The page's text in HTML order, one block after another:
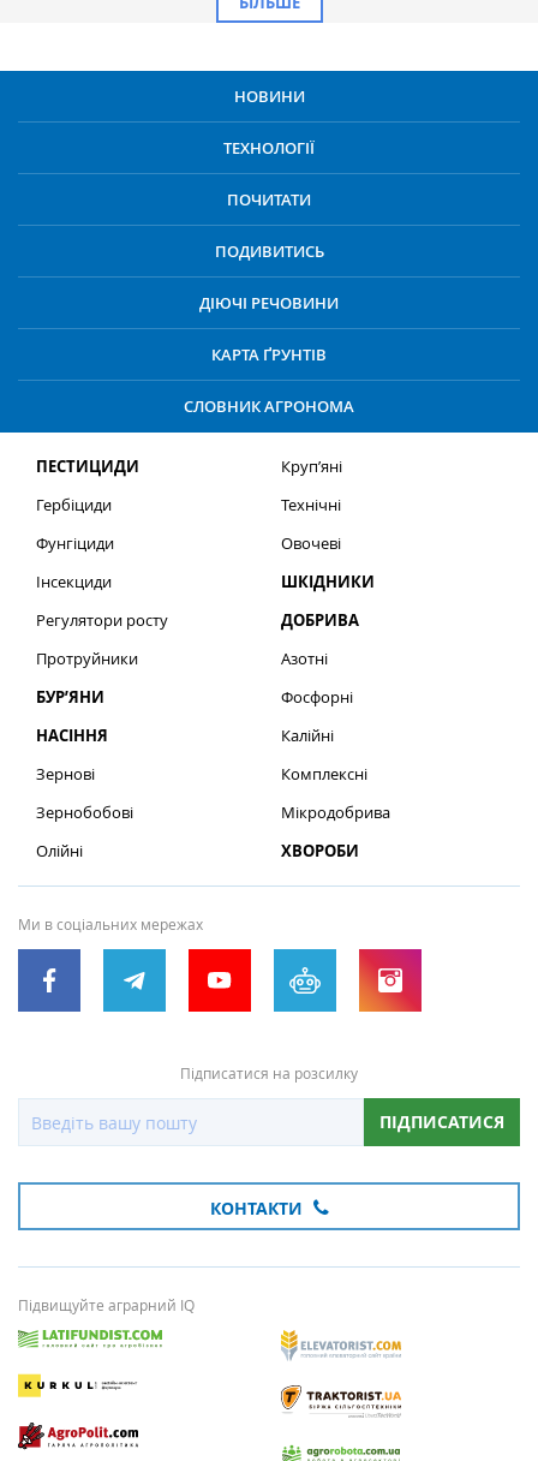
НОВИНИ
ТЕХНОЛОГІЇ
ПОЧИТАТИ
ПОДИВИТИСЬ
ДІЮЧІ РЕЧОВИНИ
КАРТА ҐРУНТІВ
СЛОВНИК АГРОНОМА
ПЕСТИЦИДИ
Гербіциди
Фунгіциди
Інсекциди
Регулятори росту
Протруйники
БУР’ЯНИ
НАСІННЯ
Зернові
Зернобобові
Олійні
Круп’яні
Технічні
Овочеві
ШКІДНИКИ
ДОБРИВА
Азотні
Фосфорні
Калійні
Комплексні
Мікродобрива
ХВОРОБИ
Ми в соціальних мережах
Підписатися на розсилку
ПІДПИСАТИСЯ
КОНТАКТИ
Підвищуйте аграрний IQ